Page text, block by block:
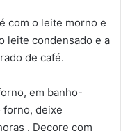
com o leite morno e
leite condensado e a
de café.
em banho-
forno, deixe
. Decore com